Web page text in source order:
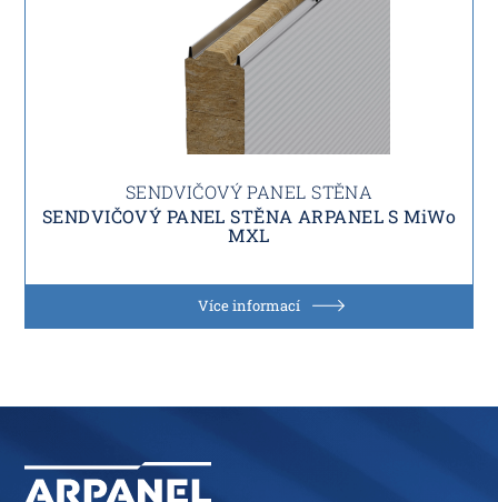
SENDVIČOVÝ PANEL STĚNA
SENDVIČOVÝ PANEL STĚNA ARPANEL S MiWo
MXL
Více informací